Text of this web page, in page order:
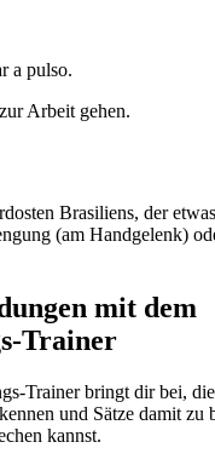
a pulso.
Arbeit gehen.
Brasiliens, der
(am Handgelenk)
mit dem
Trainer
Trainer bringt dir bei,
und Sätze damit zu
kannst.